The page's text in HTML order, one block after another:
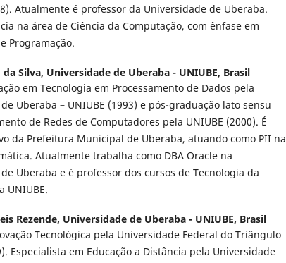
Atualmente é professor da Universidade de Uberaba.
na área de Ciência da Computação, com ênfase em
Programação.
Silva, Universidade de Uberaba - UNIUBE, Brasil
em Tecnologia em Processamento de Dados pela
Uberaba – UNIUBE (1993) e pós-graduação lato sensu
de Redes de Computadores pela UNIUBE (2000). É
da Prefeitura Municipal de Uberaba, atuando como PII na
Atualmente trabalha como DBA Oracle na
Uberaba e é professor dos cursos de Tecnologia da
UNIUBE.
Rezende, Universidade de Uberaba - UNIUBE, Brasil
Tecnológica pela Universidade Federal do Triângulo
Especialista em Educação a Distância pela Universidade